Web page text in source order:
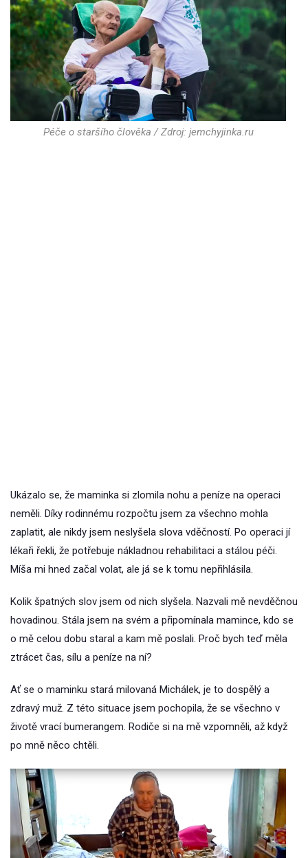
Péče o staršího člověka / Zdroj: jemchyjinka.ru
Ukázalo se, že maminka si zlomila nohu a peníze na operaci
neměli. Díky rodinnému rozpočtu jsem za všechno mohla
zaplatit, ale nikdy jsem neslyšela slova vděčností. Po operaci jí
lékaři řekli, že potřebuje nákladnou rehabilitaci a stálou péči.
Míša mi hned začal volat, ale já se k tomu nepřihlásila.
Kolik špatných slov jsem od nich slyšela. Nazvali mě nevděčnou
hovadinou. Stála jsem na svém a připomínala mamince, kdo se
o mě celou dobu staral a kam mě poslali. Proč bych teď měla
ztrácet čas, sílu a peníze na ní?
Ať se o maminku stará milovaná Michálek, je to dospělý a
zdravý muž. Z této situace jsem pochopila, že se všechno v
životě vrací bumerangem. Rodiče si na mě vzpomněli, až když
po mně něco chtěli.